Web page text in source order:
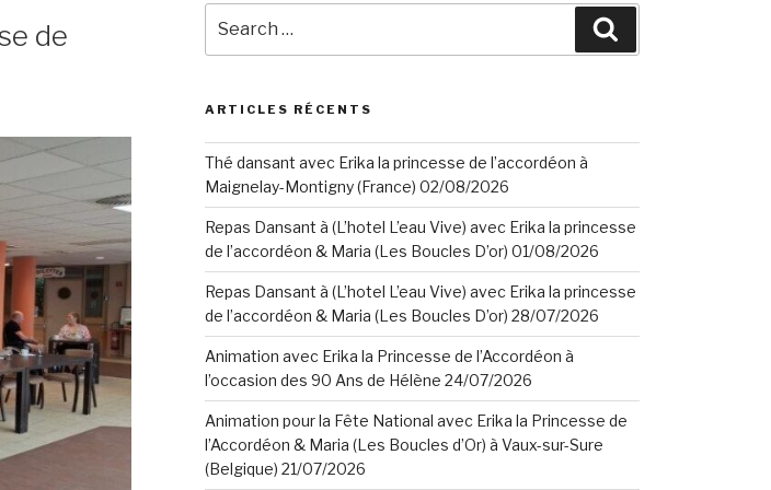
de
for:
ARTICLES RÉCENTS
Thé dansant avec Erika la princesse de l’accordéon à
Maignelay-Montigny (France) 02/08/2026
Repas Dansant à (L’hotel L’eau Vive) avec Erika la princesse
de l’accordéon & Maria (Les Boucles D’or) 01/08/2026
Repas Dansant à (L’hotel L’eau Vive) avec Erika la princesse
de l’accordéon & Maria (Les Boucles D’or) 28/07/2026
Animation avec Erika la Princesse de l’Accordéon à
l’occasion des 90 Ans de Hélène 24/07/2026
Animation pour la Fête National avec Erika la Princesse de
l’Accordéon & Maria (Les Boucles d’Or) à Vaux-sur-Sure
(Belgique) 21/07/2026